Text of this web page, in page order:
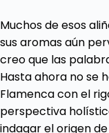
Muchos de esos
sus aromas aún
creo que las
Hasta ahora no se
Flamenca con el
perspectiva
indagar el origen